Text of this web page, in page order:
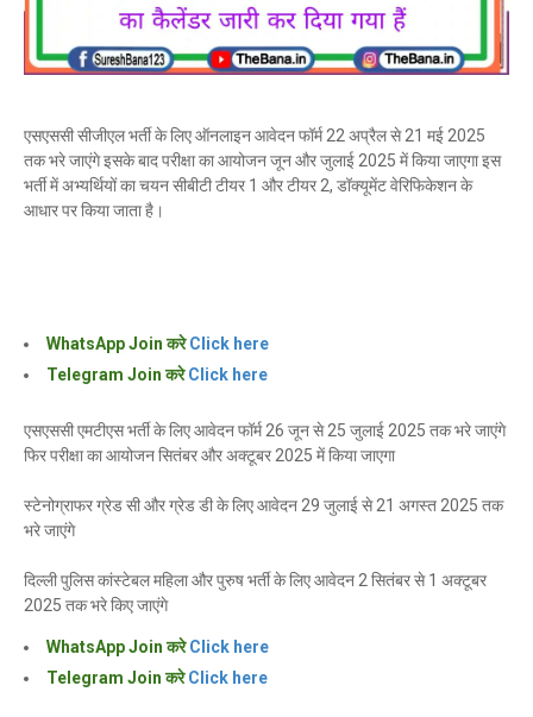
एसएससी सीजीएल भर्ती के लिए ऑनलाइन आवेदन फॉर्म 22 अप्रैल से 21 मई 2025
तक भरे जाएंगे इसके बाद परीक्षा का आयोजन जून और जुलाई 2025 में किया जाएगा इस
भर्ती में अभ्यर्थियों का चयन सीबीटी टीयर 1 और टीयर 2, डॉक्यूमेंट वेरिफिकेशन के
आधार पर किया जाता है।
WhatsApp Join करेClick here
Telegram Join करेClick here
एसएससी एमटीएस भर्ती के लिए आवेदन फॉर्म 26 जून से 25 जुलाई 2025 तक भरे जाएंगे
फिर परीक्षा का आयोजन सितंबर और अक्टूबर 2025 में किया जाएगा
स्टेनोग्राफर ग्रेड सी और ग्रेड डी के लिए आवेदन 29 जुलाई से 21 अगस्त 2025 तक
भरे जाएंगे
दिल्ली पुलिस कांस्टेबल महिला और पुरुष भर्ती के लिए आवेदन 2 सितंबर से 1 अक्टूबर
2025 तक भरे किए जाएंगे
WhatsApp Join करेClick here
Telegram Join करेClick here